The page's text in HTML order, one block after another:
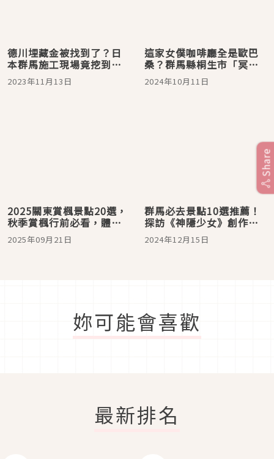
德川埋藏金被找到了？日
本群馬施工現場竟挖到大
量古代錢幣
2023年11月13日
這家女僕咖啡廳全是歐巴
桑？群馬縣桐生市「冥
土」咖啡廳爆紅後竟有溫
馨小故事
2024年10月11日
2025關東賞楓景點20選，
秋季賞楓行前必看，體驗
東京、群馬、茨城各地紅
葉絕景
2025年09月21日
群馬必去景點10選推薦！
探訪《神隱少女》創作靈
感溫泉旅館
2024年12月15日
妳可能會喜歡
最新排名
Share